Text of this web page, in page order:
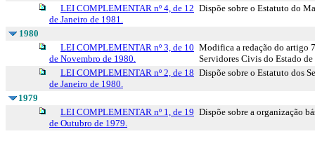
LEI COMPLEMENTAR nº 4, de 12
de Janeiro de 1981.
Dispõe sobre o Estatuto do
1980
LEI COMPLEMENTAR nº 3, de 10
de Novembro de 1980.
Modifica a redação do artigo
Servidores Civis do Estado
LEI COMPLEMENTAR nº 2, de 18
de Janeiro de 1980.
Dispõe sobre o Estatuto dos
1979
LEI COMPLEMENTAR nº 1, de 19
de Outubro de 1979.
Dispõe sobre a organização